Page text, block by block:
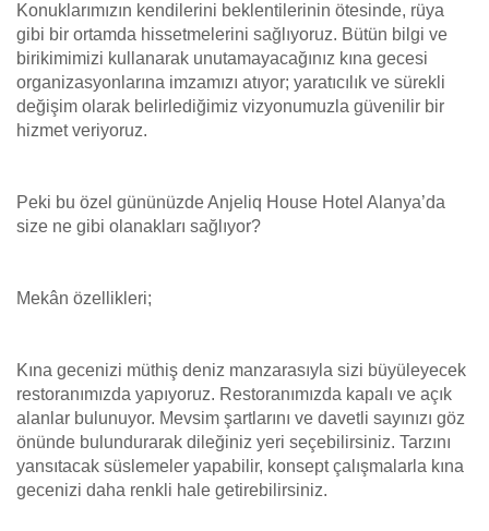
Konuklarımızın kendilerini beklentilerinin ötesinde, rüya
gibi bir ortamda hissetmelerini sağlıyoruz. Bütün bilgi ve
birikimimizi kullanarak unutamayacağınız kına gecesi
organizasyonlarına imzamızı atıyor; yaratıcılık ve sürekli
değişim olarak belirlediğimiz vizyonumuzla güvenilir bir
hizmet veriyoruz.
Peki bu özel gününüzde Anjeliq House Hotel Alanya’da
size ne gibi olanakları sağlıyor?
Mekân özellikleri;
Kına gecenizi müthiş deniz manzarasıyla sizi büyüleyecek
restoranımızda yapıyoruz. Restoranımızda kapalı ve açık
alanlar bulunuyor. Mevsim şartlarını ve davetli sayınızı göz
önünde bulundurarak dileğiniz yeri seçebilirsiniz. Tarzını
yansıtacak süslemeler yapabilir, konsept çalışmalarla kına
gecenizi daha renkli hale getirebilirsiniz.